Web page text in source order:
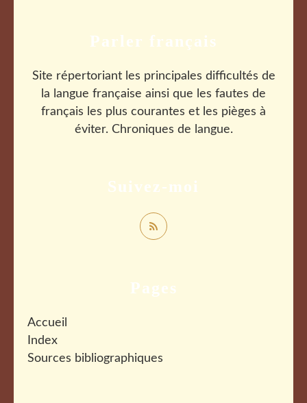
Pages
Accueil
Index
Sources bibliographiques
Suivez-moi
Parler français
Site répertoriant les principales difficultés de
la langue française ainsi que les fautes de
français les plus courantes et les pièges à
éviter. Chroniques de langue.